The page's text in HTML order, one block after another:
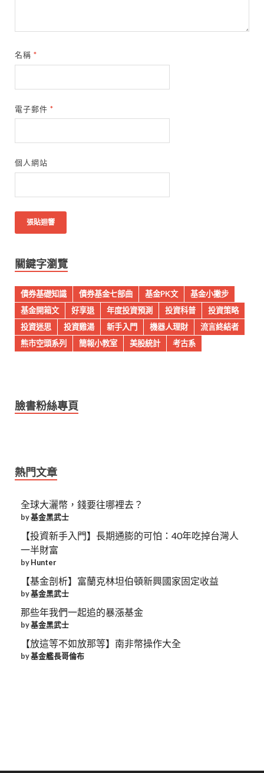
名稱*
電子郵件*
個人網站
關鍵字瀏覽
債券基礎知識 債券基金七部曲 基金PK文
基金小撇步
基金開箱文
好享退 年度投資預測 投資科普
投資策略
投資迷思
投資雞湯 新手入門 機器人理財
流言終結者
熊市空頭系列
簡報小教室 美股統計 考古系
臉書粉絲專頁
熱門文章
全球大灑幣，錢要往哪裡去？
by基金黑武士
【投資新手入門】長期通膨的可怕：40年吃掉台灣人
一半財富
byHunter
【基金剖析】富蘭克林坦伯頓新興國家固定收益
by基金黑武士
那些年我們一起追的暴漲基金
by基金黑武士
【放這等不如放那等】南非幣操作大全
by基金艦長哥倫布